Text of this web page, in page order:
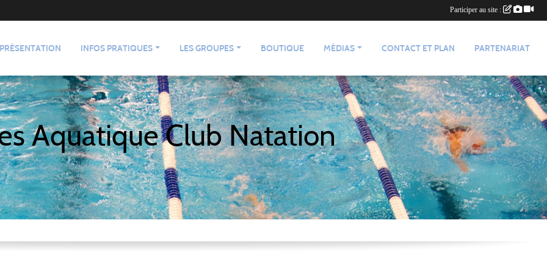
PRÉSENTATION INFOS PRATIQUES LES GROUPES BOUTIQUE MÉDIAS CONTACT ET PLAN PARTENARIAT
Aquatique Club Natation
Participer au site :